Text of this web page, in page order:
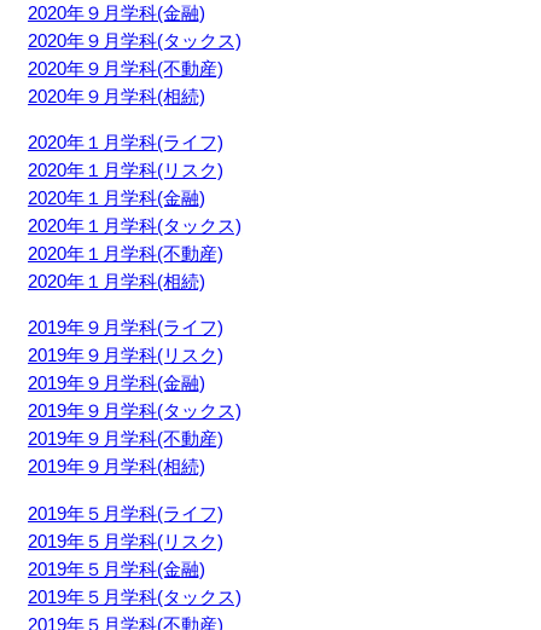
2020年９月学科(金融)
2020年９月学科(タックス)
2020年９月学科(不動産)
2020年９月学科(相続)
2020年１月学科(ライフ)
2020年１月学科(リスク)
2020年１月学科(金融)
2020年１月学科(タックス)
2020年１月学科(不動産)
2020年１月学科(相続)
2019年９月学科(ライフ)
2019年９月学科(リスク)
2019年９月学科(金融)
2019年９月学科(タックス)
2019年９月学科(不動産)
2019年９月学科(相続)
2019年５月学科(ライフ)
2019年５月学科(リスク)
2019年５月学科(金融)
2019年５月学科(タックス)
2019年５月学科(不動産)